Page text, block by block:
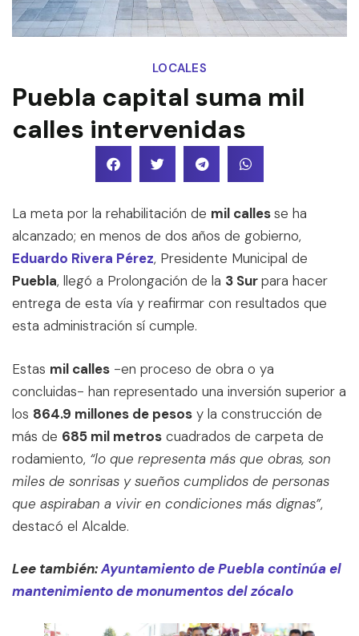
LOCALES
Puebla capital suma mil
calles intervenidas
La meta por la rehabilitación de mil callesse ha
alcanzado; en menos de dos años de gobierno,
Eduardo Rivera Pérez, Presidente Municipal de
Puebla, llegó a Prolongación de la 3 Surpara hacer
entrega de esta vía y reafirmar con resultados que
esta administración sí cumple.
Estas mil calles -en proceso de obra o ya
concluidas- han representado una inversión superior a
los 864.9 millones de pesos y la construcción de
más de 685 mil metros cuadrados de carpeta de
rodamiento, “lo que representa más que obras, son
miles de sonrisas y sueños cumplidos de personas
que aspiraban a vivir en condiciones más dignas”,
destacó el Alcalde.
Lee también:Ayuntamiento de Puebla continúa el
mantenimiento de monumentos del zócalo